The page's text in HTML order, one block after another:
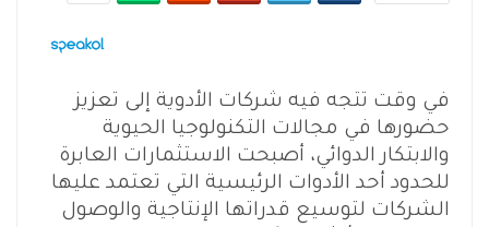
في وقت تتجه فيه شركات الأدوية إلى تعزيز
حضورها في مجالات التكنولوجيا الحيوية
والابتكار الدوائي، أصبحت الاستثمارات العابرة
للحدود أحد الأدوات الرئيسية التي تعتمد عليها
الشركات لتوسيع قدراتها الإنتاجية والوصول